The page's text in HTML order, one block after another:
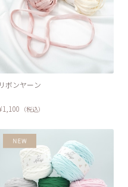
リボンヤーン
（税込）